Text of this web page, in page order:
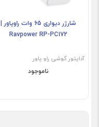
شارژر دیواری 65 وات راوپاور |
Ravpower RP-PC172
آداپتور گوشی راو پاور
ناموجود